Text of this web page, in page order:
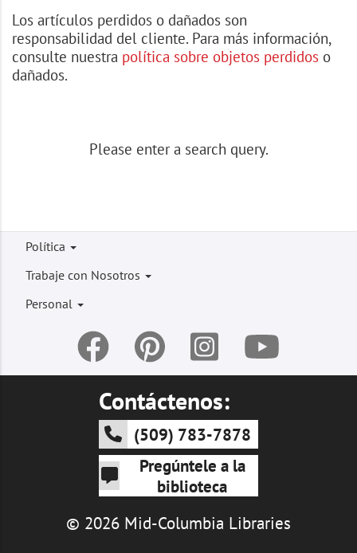
Los artículos perdidos o dañados son
responsabilidad del cliente. Para más información,
consulte nuestra política sobre objetos perdidos o
dañados.
Please enter a search query.
Footer
menu
Política
Trabaje con Nosotros
Personal
Contáctenos:
(509) 783-7878
Pregúntele a la
biblioteca
© 2026 Mid-Columbia Libraries